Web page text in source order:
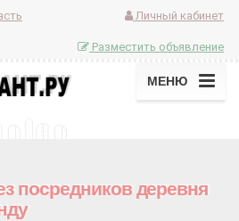
Личный кабинет
Разместить объявление
МЕНЮ
посредников деревня